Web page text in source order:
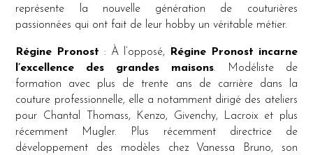
représente la nouvelle génération de couturières
passionnées qui ont fait de leur hobby un véritable métier.
Régine Pronost : À l’opposé, Régine Pronost incarne
l’excellence des grandes maisons. Modéliste de
formation avec plus de trente ans de carrière dans la
couture professionnelle, elle a notamment dirigé des ateliers
pour Chantal Thomass, Kenzo, Givenchy, Lacroix et plus
récemment Mugler. Plus récemment directrice de
développement des modèles chez Vanessa Bruno, son